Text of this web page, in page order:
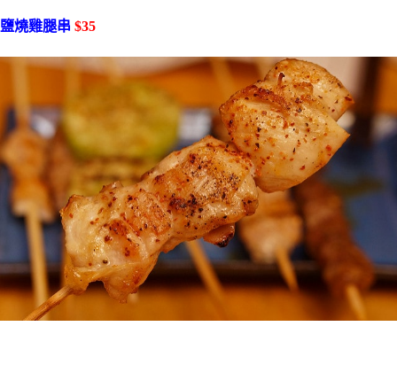
鹽燒雞腿串 $35